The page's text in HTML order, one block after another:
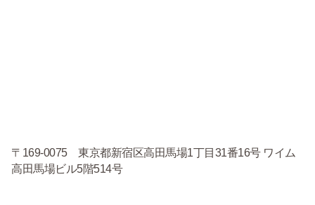
〒169-0075 東京都新宿区高田馬場1丁目31番16号 ワイム
高田馬場ビル5階514号